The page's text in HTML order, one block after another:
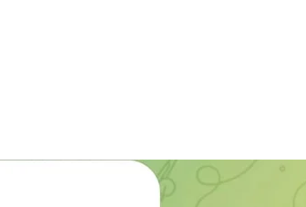
про загибель Юрія Глодана